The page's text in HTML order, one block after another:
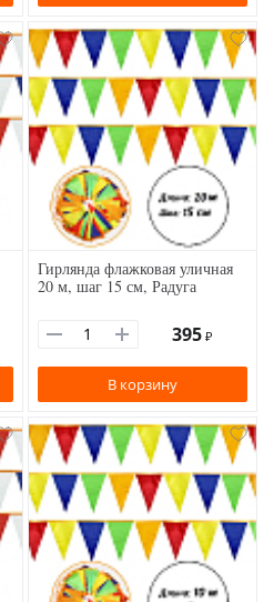
Гирлянда флажковая уличная
20 м, шаг 15 см, Радуга
395 ₽
В корзину